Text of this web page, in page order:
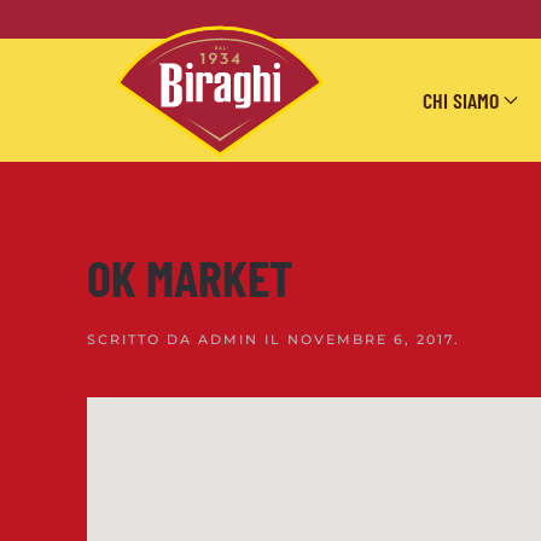
Skip to main content
CHI SIAMO
OK MARKET
SCRITTO DA ADMIN IL NOVEMBRE 6, 2017.